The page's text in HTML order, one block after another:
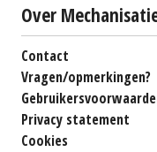
Over
Contact
Vragen/opmerkingen?
Privacy statement
Cookies